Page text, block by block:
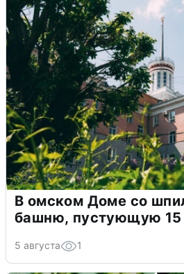
В омском Доме со
башню, пустующую 15
5 августа 1